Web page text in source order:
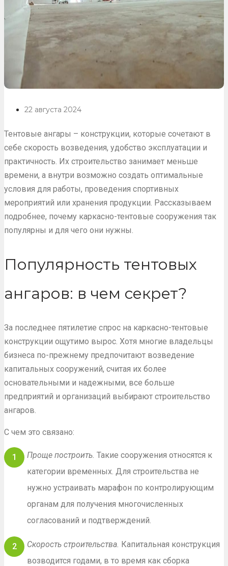
22 августа 2024
Тентовые ангары – конструкции, которые сочетают в
себе скорость возведения, удобство эксплуатации и
практичность. Их строительство занимает меньше
времени, а внутри возможно создать оптимальные
условия для работы, проведения спортивных
мероприятий или хранения продукции. Рассказываем
подробнее, почему каркасно-тентовые сооружения так
популярны и для чего они нужны.
Популярность тентовых
ангаров: в чем секрет?
За последнее пятилетие спрос на каркасно-тентовые
конструкции ощутимо вырос. Хотя многие владельцы
бизнеса по-прежнему предпочитают возведение
капитальных сооружений, считая их более
основательными и надежными, все больше
предприятий и организаций выбирают строительство
ангаров.
С чем это связано:
Проще построить. Такие сооружения относятся к
категории временных. Для строительства не
нужно устраивать марафон по контролирующим
органам для получения многочисленных
согласований и подтверждений.
Скорость строительства. Капитальная конструкция
возводится годами, в то время как сборка